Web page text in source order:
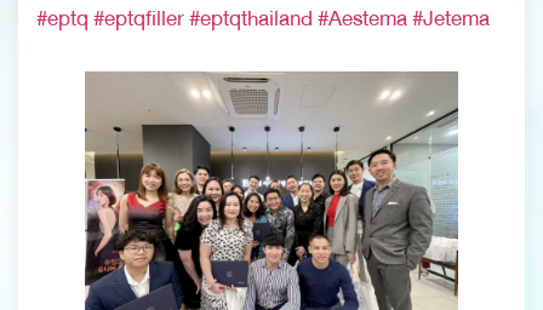
#eptq#eptqfiller#eptqthailand#Aestema#Jetema